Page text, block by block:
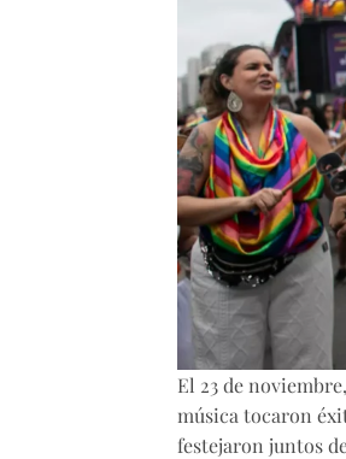
El 23 de
música tocaron
festejaron juntos